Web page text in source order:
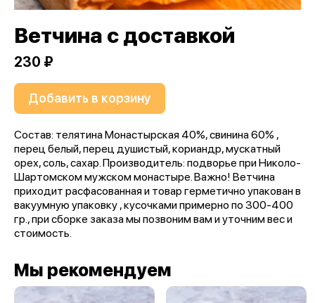
Ветчина с доставкой
230 ₽
Добавить в корзину
Состав: телятина Монастырская 40%, свинина 60% ,
перец белый, перец душистый, кориандр, мускатный
орех, соль, сахар. Производитель: подворье при Николо-
Шартомском мужском монастыре. Важно! Ветчина
приходит расфасованная и товар герметично упакован в
вакуумную упаковку , кусочками примерно по 300-400
гр., при сборке заказа мы позвоним вам и уточним вес и
стоимость.
Мы рекомендуем